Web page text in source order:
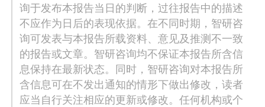
询于发布本报告当日的判断，过往报告中的描述
不应作为日后的表现依据。在不同时期，智研咨
询可发表与本报告所载资料、意见及推测不一致
的报告或文章。智研咨询均不保证本报告所含信
息保持在最新状态。同时，智研咨询对本报告所
含信息可在不发出通知的情形下做出修改，读者
应当自行关注相应的更新或修改。任何机构或个